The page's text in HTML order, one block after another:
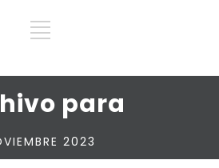
para
2023